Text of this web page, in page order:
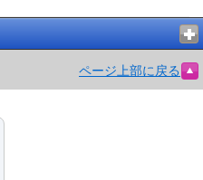
ページ上部に戻る